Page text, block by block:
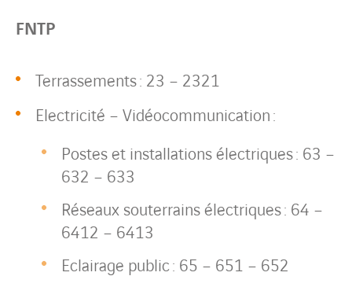
FNTP
Terrassements : 23 – 2321
Electricité – Vidéocommunication :
Postes et installations électriques : 63 –
632 – 633
Réseaux souterrains électriques : 64 –
6412 – 6413
Eclairage public : 65 – 651 – 652